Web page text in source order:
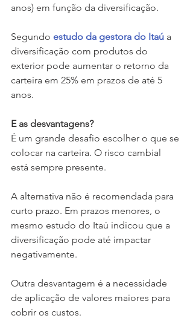
anos) em função da diversificação.
Segundo estudo da gestora do Itaú a
diversificação com produtos do
exterior pode aumentar o retorno da
carteira em 25% em prazos de até 5
anos.
E as desvantagens?
É um grande desafio escolher o que se
colocar na carteira. O risco cambial
está sempre presente.
A alternativa não é recomendada para
curto prazo. Em prazos menores, o
mesmo estudo do Itaú indicou que a
diversificação pode até impactar
negativamente.
Outra desvantagem é a necessidade
de aplicação de valores maiores para
cobrir os custos.